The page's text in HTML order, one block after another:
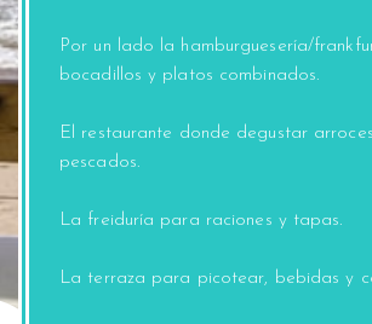
Por un lado la hamburguesería/
bocadillos y platos combinados.
El restaurante donde degustar
pescados.
La freiduría para raciones y tapas.
La terraza para picotear, bebidas y